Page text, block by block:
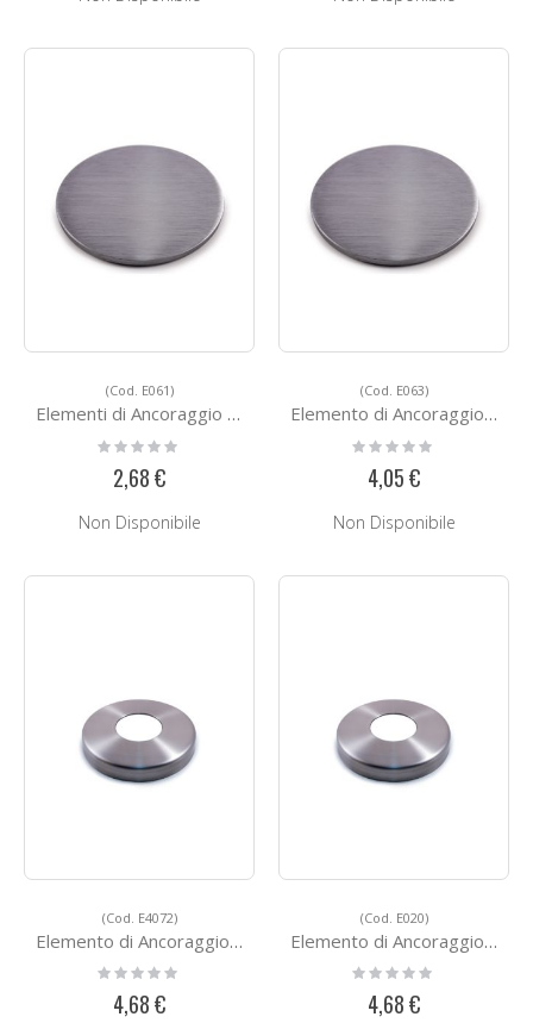
(Cod. E061)
Elementi di Ancoraggio E061
Rating:
0%
2,68 €
Non Disponibile
(Cod. E063)
Elemento di Ancoraggio E063
Rating:
0%
4,05 €
Non Disponibile
(Cod. E4072)
Elemento di Ancoraggio E4072
Rating:
0%
4,68 €
(Cod. E020)
Elemento di Ancoraggio E020
Rating:
0%
4,68 €